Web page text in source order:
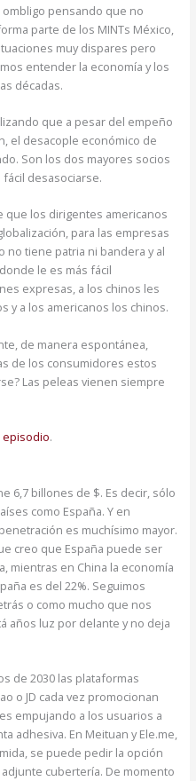
pensando que no
parte de los MINTs México,
muy dispares pero
entender la economía y los
décadas.
que a pesar del empeño
el desacople económico de
Son los dos mayores socios
desasociarse.
que los dirigentes americanos
para las empresas
tiene patria ni bandera y al
le es más fácil
expresas, a los chinos les
y a los americanos los chinos.
de manera espontánea,
de los consumidores estos
Las peleas vienen siempre
.
6,7 billones de $. Es decir, sólo
como España. Y en
es muchísimo mayor.
creo que España puede ser
mientras en China la economía
es del 22%. Seguimos
o como mucho que nos
años luz por delante y no deja
de 2030 las plataformas
o JD cada vez promocionan
empujando a los usuarios a
adhesiva. En Meituan y Ele.me,
se puede pedir la opción
cubertería. De momento